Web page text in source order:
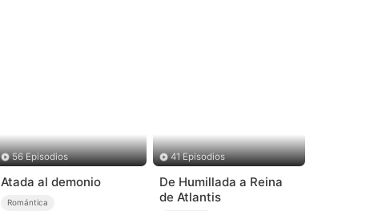
56 Episodios
Atada al demonio
Romántica
41 Episodios
De Humillada a Reina
de Atlantis